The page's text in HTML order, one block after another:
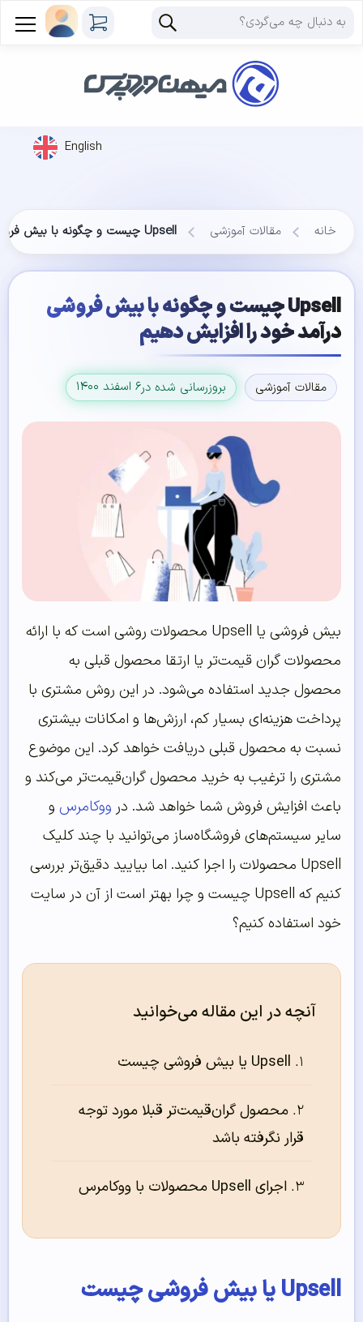
English
خانه مقالات آموزشی Upsell چیست و چگونه با بیش فروشی درآمد خود را افزایش دهیم
Upsell چیست و چگونه با بیش فروشی
درآمد خود را افزایش دهیم
مقالات آموزشی بروزرسانی شده در۶ اسفند ۱۴۰۰
بیش فروشی یا Upsell محصولات روشی است که با ارائه
محصولات گران قیمت‌تر یا ارتقا محصول قبلی به
محصول جدید استفاده می‌شود. در این روش مشتری با
پرداخت هزینه‌ای بسیار کم، ارزش‌ها و امکانات بیشتری
نسبت به محصول قبلی دریافت خواهد کرد. این موضوع
مشتری را ترغیب به خرید محصول گران‌قیمت‌تر می‌کند و
باعث افزایش فروش شما خواهد شد. در ووکامرس و
سایر سیستم‌های فروشگاه‌ساز می‌توانید با چند کلیک
Upsell محصولات را اجرا کنید. اما بیایید دقیق‌تر بررسی
کنیم که Upsell چیست و چرا بهتر است از آن در سایت
خود استفاده کنیم؟
آنچه در این مقاله می‌خوانید
Upsell یا بیش فروشی چیست
محصول گران‌قیمت‌تر قبلا مورد توجه
قرار نگرفته باشد
اجرای Upsell محصولات با ووکامرس
Upsell یا بیش فروشی چیست